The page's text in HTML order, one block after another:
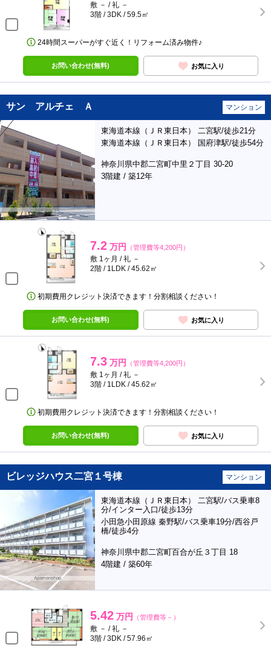
敷 － / 礼 －
3階 / 3DK / 59.5㎡
24時間スーパーがすぐ近く！リフォーム済み物件♪
お問い合わせ(無料) お気に入り
サン アルチェ Ａ マンション
東海道本線（ＪＲ東日本） 二宮駅/徒歩21分
東海道本線（ＪＲ東日本） 国府津駅/徒歩54分
神奈川県中郡二宮町中里２丁目 30-20
3階建 / 築12年
7.2 万円 （管理費等4,200円）
敷 1ヶ月 / 礼 －
2階 / 1LDK / 45.62㎡
初期費用クレジット決済できます！分割相談ください！
お問い合わせ(無料) お気に入り
7.3 万円 （管理費等4,200円）
敷 1ヶ月 / 礼 －
3階 / 1LDK / 45.62㎡
初期費用クレジット決済できます！分割相談ください！
お問い合わせ(無料) お気に入り
ビレッジハウス二宮１号棟 マンション
東海道本線（ＪＲ東日本） 二宮駅/バス乗車8
分/インター入口/徒歩13分
小田急小田原線 秦野駅/バス乗車19分/西谷戸
橋/徒歩4分
神奈川県中郡二宮町百合が丘３丁目 18
4階建 / 築60年
5.42 万円 （管理費等－）
敷 － / 礼 －
3階 / 3DK / 57.96㎡